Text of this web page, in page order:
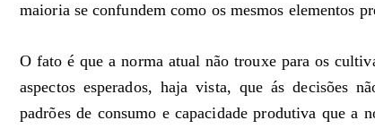
maioria se confundem como os mesmos elementos
O fato é que a norma atual não trouxe para os
aspectos esperados, haja vista, que ás decisões
padrões de consumo e capacidade produtiva que a